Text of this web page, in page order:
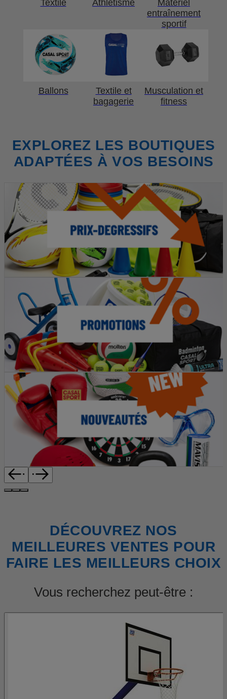
Textile Athlétisme
Matériel
entraînement
sportif
Ballons
Textile et
bagagerie
Musculation et
fitness
EXPLOREZ LES BOUTIQUES
ADAPTÉES À VOS BESOINS
DÉCOUVREZ NOS
MEILLEURES VENTES POUR
FAIRE LES MEILLEURS CHOIX
Vous recherchez peut-être :